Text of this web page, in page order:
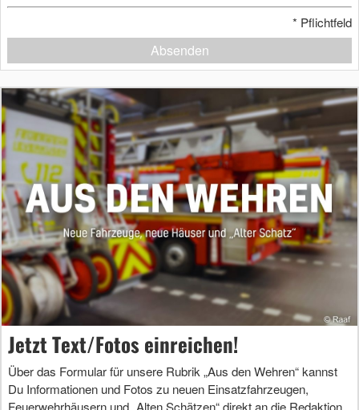
* Pflichtfeld
Absenden
Jetzt Text/Fotos einreichen!
Über das Formular für unsere Rubrik „Aus den Wehren“ kannst
Du Informationen und Fotos zu neuen Einsatzfahrzeugen,
Feuerwehrhäusern und „Alten Schätzen“ direkt an die Redaktion